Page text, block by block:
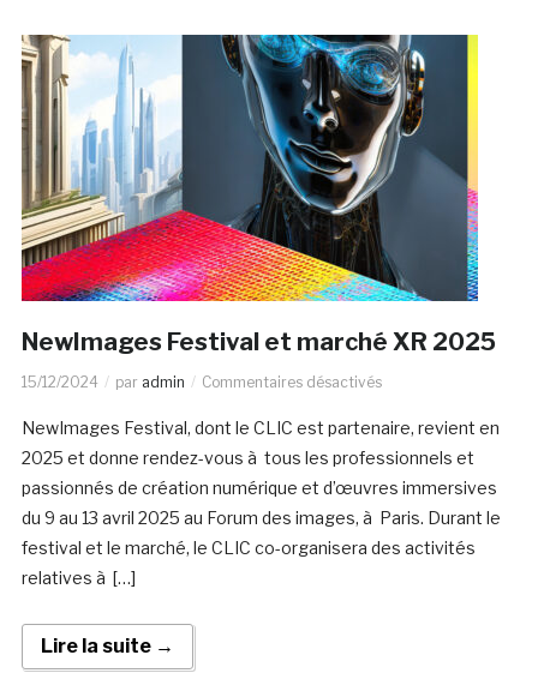
NewImages Festival et marché XR 2025
15/12/2024 par admin Commentaires désactivés
NewImages Festival, dont le CLIC est partenaire, revient en
2025 et donne rendez-vous à tous les professionnels et
passionnés de création numérique et d’œuvres immersives
du 9 au 13 avril 2025 au Forum des images, à Paris. Durant le
festival et le marché, le CLIC co-organisera des activités
relatives à […]
Lire la suite →